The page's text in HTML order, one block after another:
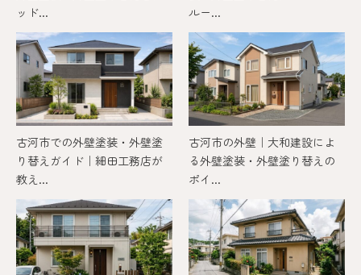
ッド...
ルー...
古河市での外壁塗装・外壁塗
り替えガイド｜細田工務店が
教え...
古河市の外壁｜大和建設によ
る外壁塗装・外壁塗り替えの
ポイ...